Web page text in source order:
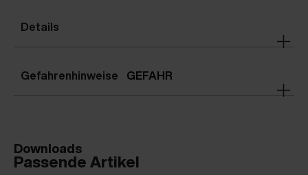
Details
Gefahrenhinweise GEFAHR
Downloads
Passende Artikel